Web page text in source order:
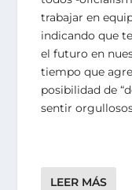
trabajar en
indicando que
el futuro en
tiempo que
posibilidad de
sentir
LEER MÁS